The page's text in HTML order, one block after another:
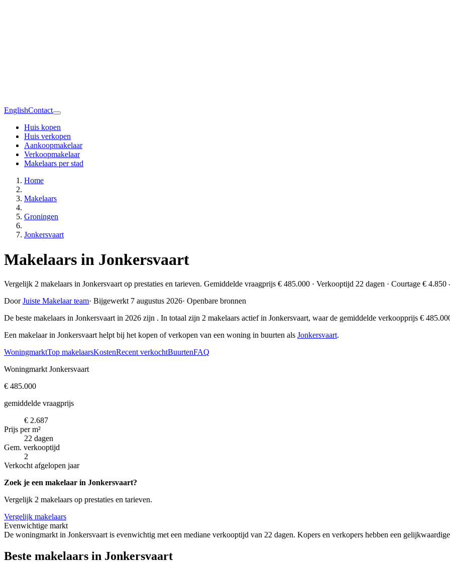
EnglishContact
Huis kopen
Huis verkopen
Aankoopmakelaar
Verkoopmakelaar
Makelaars per stad
Home
Makelaars
Groningen
Jonkersvaart
Makelaars in Jonkersvaart
Vergelijk 2 makelaars in Jonkersvaart op prestaties en tarieven. Gemiddelde vraagprijs € 485.000 · Verkooptijd 22 dagen · Courtage € 4.850
DoorJuiste Makelaar team· Bijgewerkt 7 augustus 2026· Openbare bronnen
De beste makelaars in Jonkersvaart in 2026 zijn . In totaal zijn 2 makelaars actief in Jonkersvaart, waar de gemiddelde verkoopprijs €
Een makelaar in Jonkersvaart helpt bij het kopen of verkopen van een woning in buurten als Jonkersvaart.
WoningmarktTop makelaarsKostenRecent verkochtBuurtenFAQ
Woningmarkt Jonkersvaart
€ 485.000
gemiddelde vraagprijs
€ 2.687
Prijs per m²
22 dagen
Gem. verkooptijd
2
Verkocht afgelopen jaar
Zoek je een makelaar in Jonkersvaart?
Vergelijk 2 makelaars op prestaties en tarieven.
Vergelijk makelaars
Evenwichtige markt
De woningmarkt in Jonkersvaart is evenwichtig met een mediane verkooptijd van 22 dagen. Kopers en verkopers hebben een
Beste makelaars in Jonkersvaart